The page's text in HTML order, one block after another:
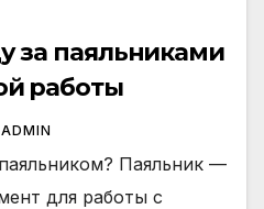
за паяльниками
работы
ADMIN
Паяльник —
для работы с